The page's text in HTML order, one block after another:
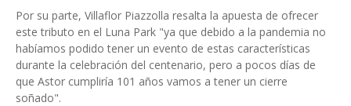
Por su parte, Villaflor Piazzolla resalta la apuesta de ofrecer
este tributo en el Luna Park "ya que debido a la pandemia no
habíamos podido tener un evento de estas características
durante la celebración del centenario, pero a pocos días de
que Astor cumpliría 101 años vamos a tener un cierre
soñado".